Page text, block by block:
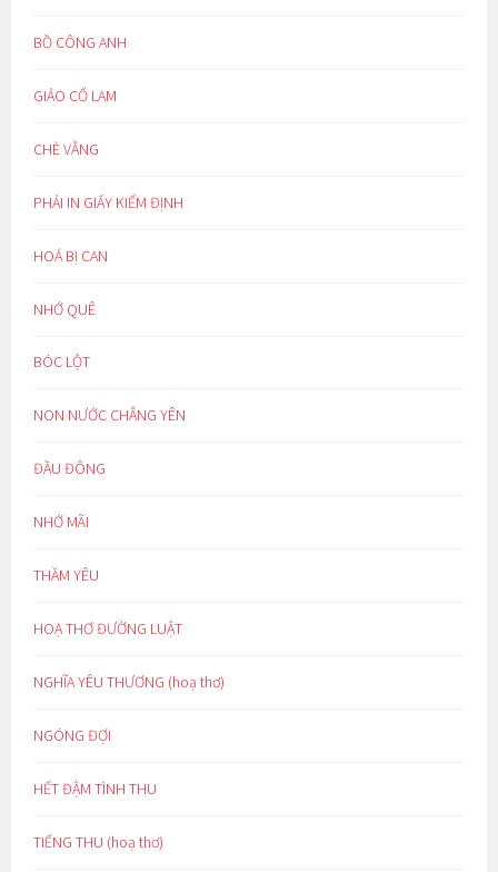
BỒ CÔNG ANH
GIẢO CỔ LAM
CHÈ VẰNG
PHẢI IN GIẤY KIỂM ĐỊNH
HOÁ BỊ CAN
NHỚ QUÊ
BÓC LỘT
NON NƯỚC CHẲNG YÊN
ĐẦU ĐÔNG
NHỚ MÃI
THẦM YÊU
HOẠ THƠ ĐƯỜNG LUẬT
NGHĨA YÊU THƯƠNG (hoạ thơ)
NGÓNG ĐỢI
HẾT ĐẬM TÌNH THU
TIẾNG THU (hoạ thơ)